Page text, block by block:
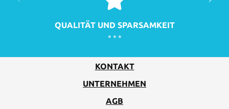
QUALITÄT UND SPARSAMKEIT
* * *
KONTAKT
UNTERNEHMEN
AGB